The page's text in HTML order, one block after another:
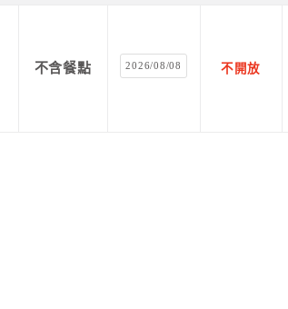
不含餐點 2026/08/08 不開放